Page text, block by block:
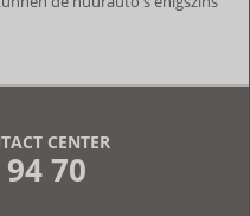
CENTER
70